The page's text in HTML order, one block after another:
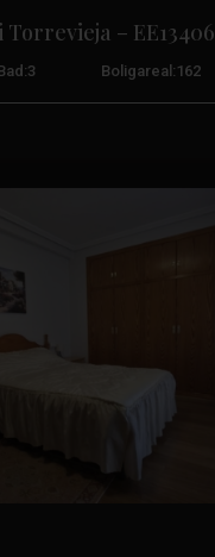
– EE13406
3 Boligareal: 162